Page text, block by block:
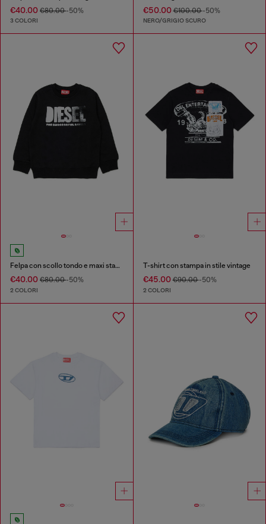
€40.00 €80.00-50%
3 COLORI
€50.00€100.00-50%
NERO/GRIGIO SCURO
Felpa con scollo tondo e maxi stampa del logo Diesel
€40.00 €80.00-50%
2 COLORI
T-shirt con stampa in stile vintage
€45.00€90.00-50%
2 COLORI